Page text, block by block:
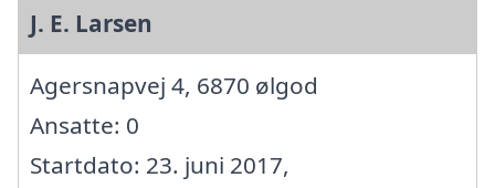
J. E. Larsen
Agersnapvej 4, 6870 ølgod
Ansatte: 0
Startdato: 23. juni 2017,